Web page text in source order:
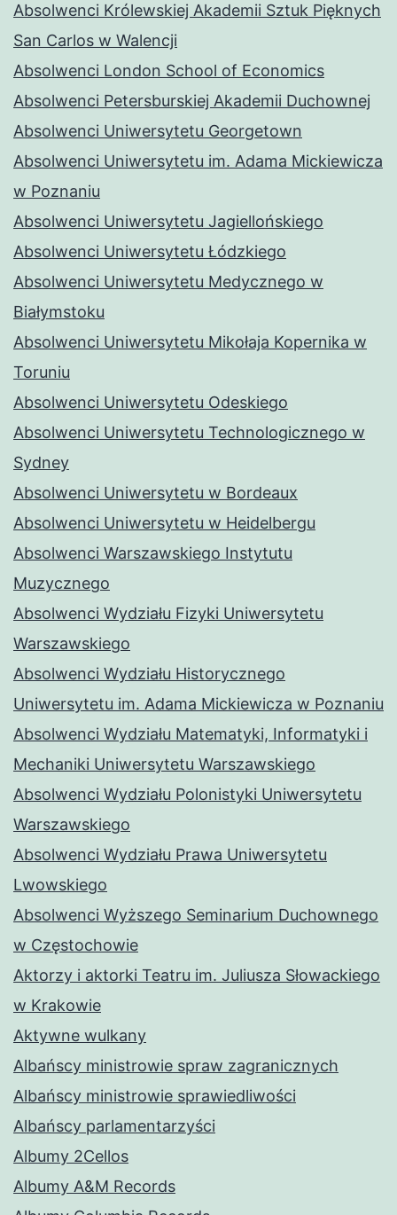
Absolwenci Królewskiej Akademii Sztuk Pięknych
San Carlos w Walencji
Absolwenci London School of Economics
Absolwenci Petersburskiej Akademii Duchownej
Absolwenci Uniwersytetu Georgetown
Absolwenci Uniwersytetu im. Adama Mickiewicza
w Poznaniu
Absolwenci Uniwersytetu Jagiellońskiego
Absolwenci Uniwersytetu Łódzkiego
Absolwenci Uniwersytetu Medycznego w
Białymstoku
Absolwenci Uniwersytetu Mikołaja Kopernika w
Toruniu
Absolwenci Uniwersytetu Odeskiego
Absolwenci Uniwersytetu Technologicznego w
Sydney
Absolwenci Uniwersytetu w Bordeaux
Absolwenci Uniwersytetu w Heidelbergu
Absolwenci Warszawskiego Instytutu
Muzycznego
Absolwenci Wydziału Fizyki Uniwersytetu
Warszawskiego
Absolwenci Wydziału Historycznego
Uniwersytetu im. Adama Mickiewicza w Poznaniu
Absolwenci Wydziału Matematyki, Informatyki i
Mechaniki Uniwersytetu Warszawskiego
Absolwenci Wydziału Polonistyki Uniwersytetu
Warszawskiego
Absolwenci Wydziału Prawa Uniwersytetu
Lwowskiego
Absolwenci Wyższego Seminarium Duchownego
w Częstochowie
Aktorzy i aktorki Teatru im. Juliusza Słowackiego
w Krakowie
Aktywne wulkany
Albańscy ministrowie spraw zagranicznych
Albańscy ministrowie sprawiedliwości
Albańscy parlamentarzyści
Albumy 2Cellos
Albumy A&M Records